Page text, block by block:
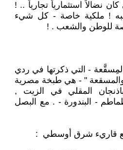
نضالاً استثمارياً تجارياً .. !
! ملكية خاصة - كل شيء
للوطن والشعب . !
- التي ذكرتها في ردي
والمسقعة " - هي طبخة مصرية
المقلي في الزيت ,
- البندورة - . مع البصل